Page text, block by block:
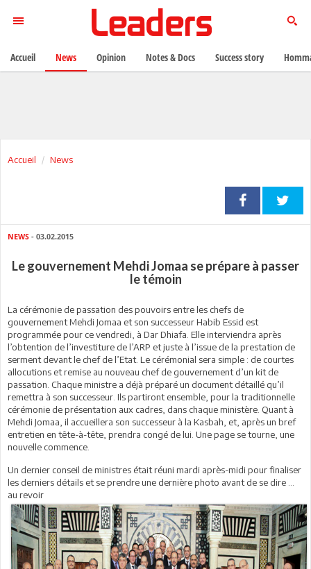
Accueil News
NEWS - 03.02.2015
Le gouvernement Mehdi Jomaa se prépare à passer
le témoin
La cérémonie de passation des pouvoirs entre les chefs de
gouvernement Mehdi Jomaa et son successeur Habib Essid est
programmée pour ce vendredi, à Dar Dhiafa. Elle interviendra après
l’obtention de l’investiture de l’ARP et juste à l’issue de la prestation de
serment devant le chef de l’Etat. Le cérémonial sera simple : de courtes
allocutions et remise au nouveau chef de gouvernement d’un kit de
passation. Chaque ministre a déjà préparé un document détaillé qu’il
remettra à son successeur. Ils partiront ensemble, pour la traditionnelle
cérémonie de présentation aux cadres, dans chaque ministère. Quant à
Mehdi Jomaa, il accueillera son successeur à la Kasbah, et, après un bref
entretien en tête-à-tête, prendra congé de lui. Une page se tourne, une
nouvelle commence.
Un dernier conseil de ministres était réuni mardi après-midi pour finaliser
les derniers détails et se prendre une dernière photo avant de se dire ...
au revoir
Accueil News Opinion Notes & Docs Success story